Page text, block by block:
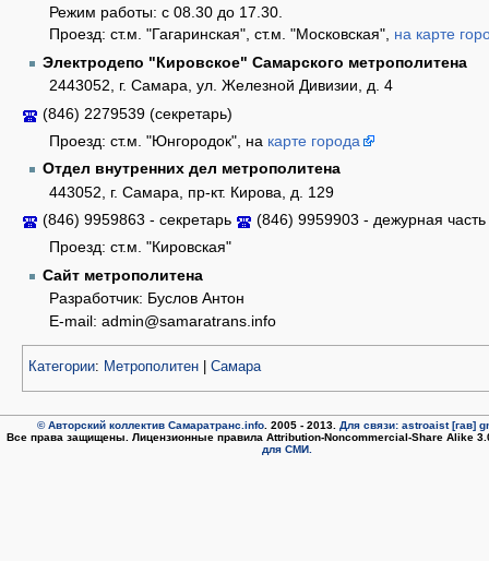
Режим работы: c 08.30 до 17.30.
Проезд: ст.м. "Гагаринская", ст.м. "Московская", на карте
Электродепо "Кировское" Самарского метрополитена
2443052, г. Самара, ул. Железной Дивизии, д. 4
(846) 2279539 (секретарь)
Проезд: ст.м. "Юнгородок", на карте города
Отдел внутренних дел метрополитена
443052, г. Самара, пр-кт. Кирова, д. 129
(846) 9959863 - секретарь
(846) 9959903 - дежурная часть
Проезд: ст.м. "Кировская"
Сайт метрополитена
Разработчик: Буслов Антон
E-mail: admin@samaratrans.info
Категории: Метрополитен Самара
© Авторский коллектив Самаратранс.info . 2005 - 2013. Для связи: astroaist [гав]
Все права защищены. Лицензионные правила Attribution-Noncommercial-Share Alike
для СМИ.